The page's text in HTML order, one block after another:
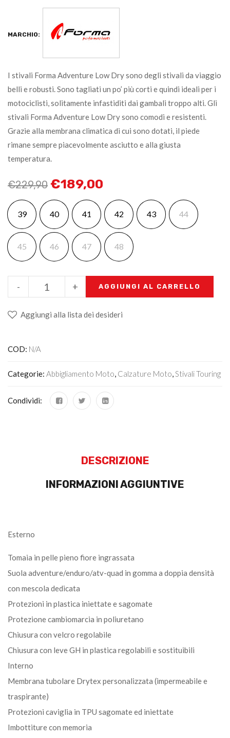
MARCHIO:
I stivali Forma Adventure Low Dry sono degli stivali da viaggio
belli e robusti. Sono tagliati un po’ più corti e quindi ideali per i
motociclisti, solitamente infastiditi dai gambali troppo alti. Gli
stivali Forma Adventure Low Dry sono comodi e resistenti.
Grazie alla membrana climatica di cui sono dotati, il piede
rimane sempre piacevolmente asciutto e alla giusta
temperatura.
€229,90 €189,00
39 40 41 42 43 44
45 46 47 48
+
- AGGIUNGI AL CARRELLO
Aggiungi alla lista dei desideri
COD: N/A
Categorie: Abbigliamento Moto, Calzature Moto,Stivali Touring
Condividi:
DESCRIZIONE
INFORMAZIONI AGGIUNTIVE
Esterno
Tomaia in pelle pieno fiore ingrassata
Suola adventure/enduro/atv-quad in gomma a doppia densità
con mescola dedicata
Protezioni in plastica iniettate e sagomate
Protezione cambiomarcia in poliuretano
Chiusura con velcro regolabile
Chiusura con leve GH in plastica regolabili e sostituibili
Interno
Membrana tubolare Drytex personalizzata (impermeabile e
traspirante)
Protezioni caviglia in TPU sagomate ed iniettate
Imbottiture con memoria